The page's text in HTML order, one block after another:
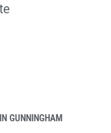
GUNNINGHAM